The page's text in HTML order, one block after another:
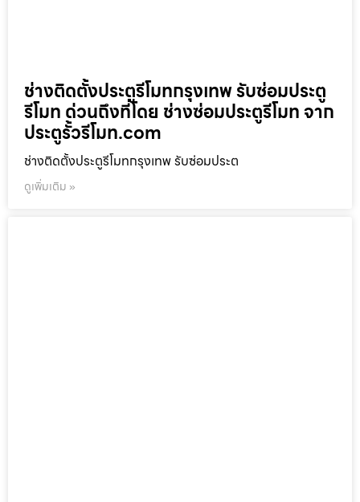
ช่างติดตั้งประตูรีโมทกรุงเทพ รับซ่อมประตู
รีโมท ด่วนถึงที่โดย ช่างซ่อมประตูรีโมท จาก
ประตูรั้วรีโมท.com
ช่างติดตั้งประตูรีโมทกรุงเทพ รับซ่อมประต
ดูเพิ่มเติม »